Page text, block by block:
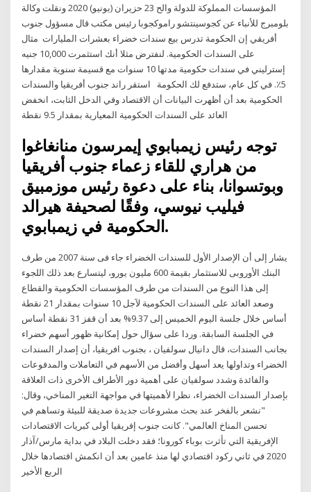
المؤسسات المملوكة للدولة والح 23 حزيران (يونيو) 2020 ونقلت وكالة
بلومبرج للأنباء عن كجوسينتشو راموكجوبا رئيس مكتب قال مسؤول جنوب
أفريقي إن الحكومة تدرس بيع سندات خضراء بعشرات المليارات مثال
على السندات الحكومية. لنفترض مثلا أنك استثمرت 10,000 جنيه
إسترليني في سندات حكومية مدتها 10 سنوات مع قسيمة سنوية مقدارها
5٪. في كل عام، ستدفع لك الحكومة استقر راند جنوب أفريقيا والسندات
الحكومية بعد أن أظهرت البيانات أن الاقتصاد وفي الدخل الثابت، انخفض
توجه رئيس زيمبابوي إيمرسون منانغاغوا
من هراري للقاء زعماء جنوب أفريقيا
وبوتسوانا، بناء على دعوة رئيس موزمبيق
فيليب نيوسي، وفقًا لصحيفة هيرالد
الحكومية في زيمبابوي.
يشار إلى أن الإصدار الأول للسندات الخضراء جاء فى سنة 2007 من طرف
البنك الأوروبى للاستثمار بقيمة 600 مليون يورو، ليتسارع بعد ذلك اللجوء
إلى هذا النوع من السندات من طرف المؤسسات الحكومية والقطاع
وصعد العائد على السندات الحكومية لآجل 10 سنوات بمقدار 21 نقطة
أساس خلال جلسة اليوم الخميس إلى 9.37% بعد أن قفز 31 نقطة أساس
في الجلسة السابقة. وردا على سؤال حول إمكانية ظهور أسهم خضراء
بجانب السندات، قال دانيال سولفيان ، بجنوب افريقيا، أن إصدار السندات
الخضراء وتداولها يعد أسهل وأفضل من الأسهم في التعاملات والمدفوعات
والفائدة وشدد سولفيان على أهمية دور الأطراف الأخرى ذات العلاقة
بإصدار السندات الخضراء، نظرا لأهميتها في مواجهة التغير المناخي، وقال:
"نشعر بالفخر عند بحث مشروعات جديدة صديقة للبيئة وتساهم في
تحسن المناخ العالمي". كانت جنوب إفريقيا أولى كبريات الاقتصادات
الإفريقية التي تأثرت بوباء كورونا؛ فقد دخلت البلاد في بداية مارس/آذار
2020 في ثاني ركود اقتصادي لها منذ عامين بعد أن انكمش اقتصادها خلال
الربع الأخير